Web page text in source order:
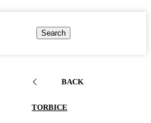
Search
BACK
TORBICE